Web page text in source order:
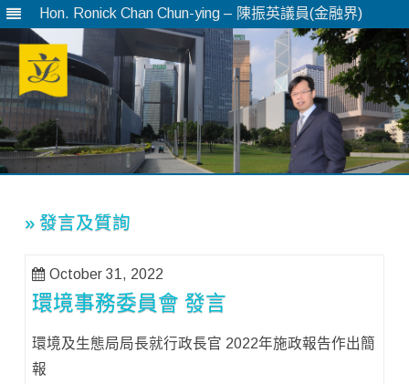
Hon. Ronick Chan Chun-ying – 陳振英議員(金融界)
» 發言及質詢
October 31, 2022
環境事務委員會 發言
環境及生態局局長就行政長官 2022年施政報告作出簡
報